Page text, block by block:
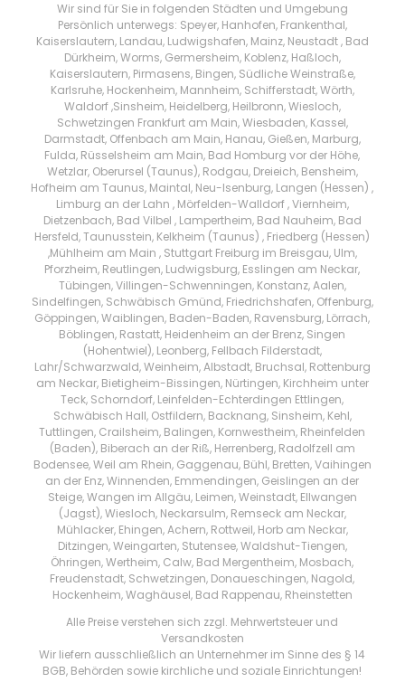
Wir sind für Sie in folgenden Städten und Umgebung
Persönlich unterwegs: Speyer, Hanhofen, Frankenthal,
Kaiserslautern, Landau, Ludwigshafen, Mainz, Neustadt , Bad
Dürkheim, Worms, Germersheim, Koblenz, Haßloch,
Kaiserslautern, Pirmasens, Bingen, Südliche Weinstraße,
Karlsruhe, Hockenheim, Mannheim, Schifferstadt, Wörth,
Waldorf ,Sinsheim, Heidelberg, Heilbronn, Wiesloch,
Schwetzingen Frankfurt am Main, Wiesbaden, Kassel,
Darmstadt, Offenbach am Main, Hanau, Gießen, Marburg,
Fulda, Rüsselsheim am Main, Bad Homburg vor der Höhe,
Wetzlar, Oberursel (Taunus), Rodgau, Dreieich, Bensheim,
Hofheim am Taunus, Maintal, Neu-Isenburg, Langen (Hessen) ,
Limburg an der Lahn , Mörfelden-Walldorf , Viernheim,
Dietzenbach, Bad Vilbel , Lampertheim, Bad Nauheim, Bad
Hersfeld, Taunusstein, Kelkheim (Taunus) , Friedberg (Hessen)
,Mühlheim am Main , Stuttgart Freiburg im Breisgau, Ulm,
Pforzheim, Reutlingen, Ludwigsburg, Esslingen am Neckar,
Tübingen, Villingen-Schwenningen, Konstanz, Aalen,
Sindelfingen, Schwäbisch Gmünd, Friedrichshafen, Offenburg,
Göppingen, Waiblingen, Baden-Baden, Ravensburg, Lörrach,
Böblingen, Rastatt, Heidenheim an der Brenz, Singen
(Hohentwiel), Leonberg, Fellbach Filderstadt,
Lahr/Schwarzwald, Weinheim, Albstadt, Bruchsal, Rottenburg
am Neckar, Bietigheim-Bissingen, Nürtingen, Kirchheim unter
Teck, Schorndorf, Leinfelden-Echterdingen Ettlingen,
Schwäbisch Hall, Ostfildern, Backnang, Sinsheim, Kehl,
Tuttlingen, Crailsheim, Balingen, Kornwestheim, Rheinfelden
(Baden), Biberach an der Riß, Herrenberg, Radolfzell am
Bodensee, Weil am Rhein, Gaggenau, Bühl, Bretten, Vaihingen
an der Enz, Winnenden, Emmendingen, Geislingen an der
Steige, Wangen im Allgäu, Leimen, Weinstadt, Ellwangen
(Jagst), Wiesloch, Neckarsulm, Remseck am Neckar,
Mühlacker, Ehingen, Achern, Rottweil, Horb am Neckar,
Ditzingen, Weingarten, Stutensee, Waldshut-Tiengen,
Öhringen, Wertheim, Calw, Bad Mergentheim, Mosbach,
Freudenstadt, Schwetzingen, Donaueschingen, Nagold,
Hockenheim, Waghäusel, Bad Rappenau, Rheinstetten
Alle Preise verstehen sich zzgl. Mehrwertsteuer und
Versandkosten
Wir liefern ausschließlich an Unternehmer im Sinne des § 14
BGB, Behörden sowie kirchliche und soziale Einrichtungen!